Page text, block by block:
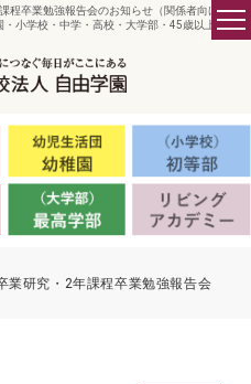
程卒業勉強報告会のお知らせ（関係者向け）
小学校・中学・高校・大学部・45歳以上
業研究・2年課程卒業勉強報告会